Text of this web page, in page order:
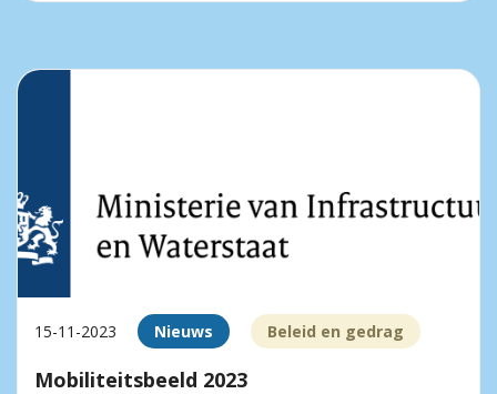
15-11-2023 Nieuws Beleid en gedrag
Mobiliteitsbeeld 2023